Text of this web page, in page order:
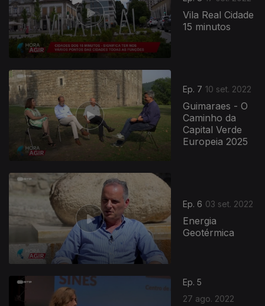
Vila Real Cidade
15 minutos
Ep. 7 10 set. 2022
Guimaraes - O
Caminho da
Capital Verde
Europeia 2025
Ep. 6 03 set. 2022
Energia
Geotérmica
Ep. 5
27 ago. 2022